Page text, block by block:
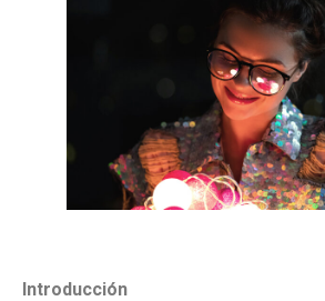
Introducción